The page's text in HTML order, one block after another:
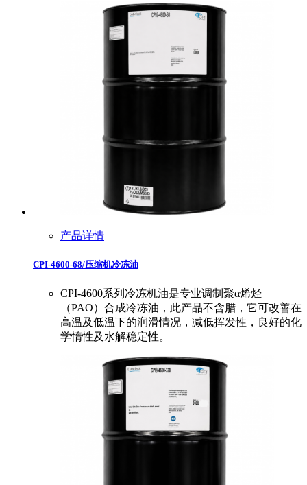
产品详情
CPI-4600-68/压缩机冷冻油
CPI-4600系列冷冻机油是专业调制聚α烯烃
（PAO）合成冷冻油，此产品不含腊，它可改善在
高温及低温下的润滑情况，减低挥发性，良好的化
学惰性及水解稳定性。